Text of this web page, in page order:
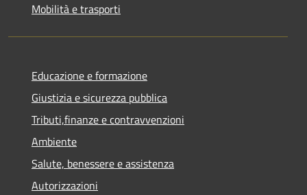
Mobilità e trasporti
Educazione e formazione
Giustizia e sicurezza pubblica
Tributi,finanze e contravvenzioni
Ambiente
Salute, benessere e assistenza
Autorizzazioni